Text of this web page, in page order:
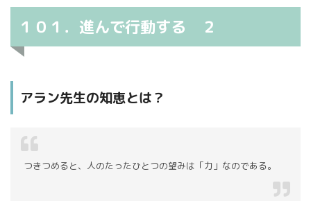
１０１．進んで行動する ２
アラン先生の知恵とは？
つきつめると、人のたったひとつの望みは「力」なのである。